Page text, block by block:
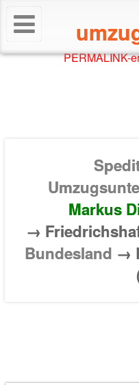
PERMALINK-
Markus
→
Bundesland →